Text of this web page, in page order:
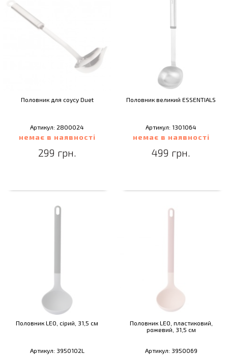
Половник для соусу Duet
Артикул: 2800024
немає в наявності
299 грн.
Половник великий ESSENTIALS
Артикул: 1301064
немає в наявності
499 грн.
Половник LEO, сірий, 31,5 см
Артикул: 3950102L
Половник LEO, пластиковий,
рожевий, 31,5 см
Артикул: 3950069